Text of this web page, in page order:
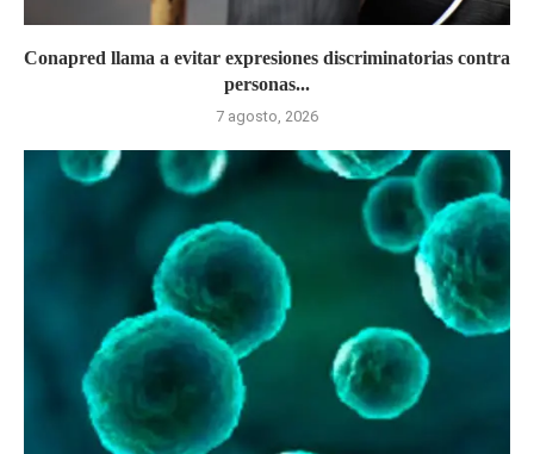
Conapred llama a evitar expresiones discriminatorias contra
personas...
7 agosto, 2026